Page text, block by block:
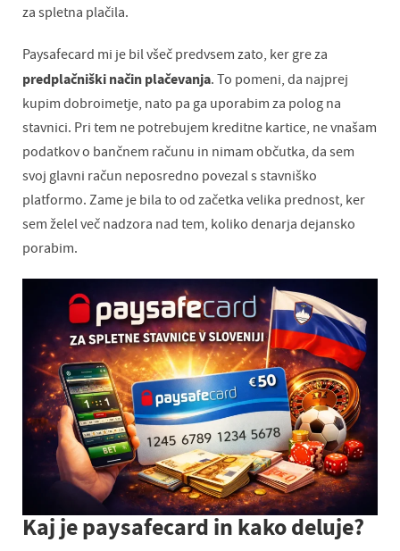
za spletna plačila.
Paysafecard mi je bil všeč predvsem zato, ker gre za
predplačniški način plačevanja. To pomeni, da najprej
kupim dobroimetje, nato pa ga uporabim za polog na
stavnici. Pri tem ne potrebujem kreditne kartice, ne vnašam
podatkov o bančnem računu in nimam občutka, da sem
svoj glavni račun neposredno povezal s stavniško
platformo. Zame je bila to od začetka velika prednost, ker
sem želel več nadzora nad tem, koliko denarja dejansko
porabim.
Kaj je paysafecard in kako deluje?